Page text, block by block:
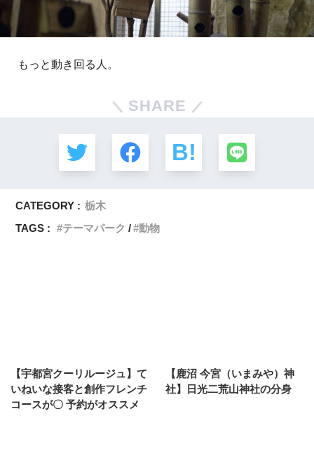
もっと動き回る人。
SHARE
CATEGORY : 栃木
TAGS :
テーマパーク 動物
【宇都宮クーリルージュ】て
いねいな接客と創作フレンチ
コースが〇 予約がオススメ
【鹿沼 今宮（いまみや）神
社】日光二荒山神社の分身